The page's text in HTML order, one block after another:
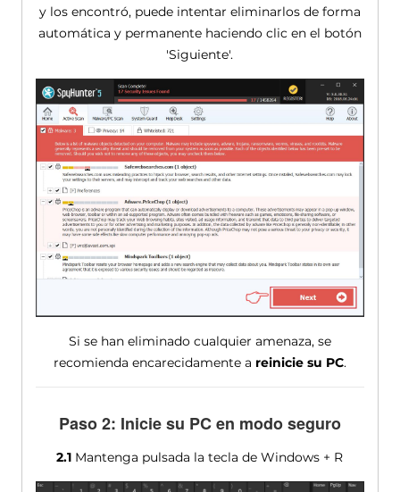
y los encontró, puede intentar eliminarlos de forma
automática y permanente haciendo clic en el botón
'Siguiente'.
Si se han eliminado cualquier amenaza, se
recomienda encarecidamente a reinicie su PC.
Paso 2: Inicie su PC en modo seguro
2.1 Mantenga pulsada la tecla de Windows + R